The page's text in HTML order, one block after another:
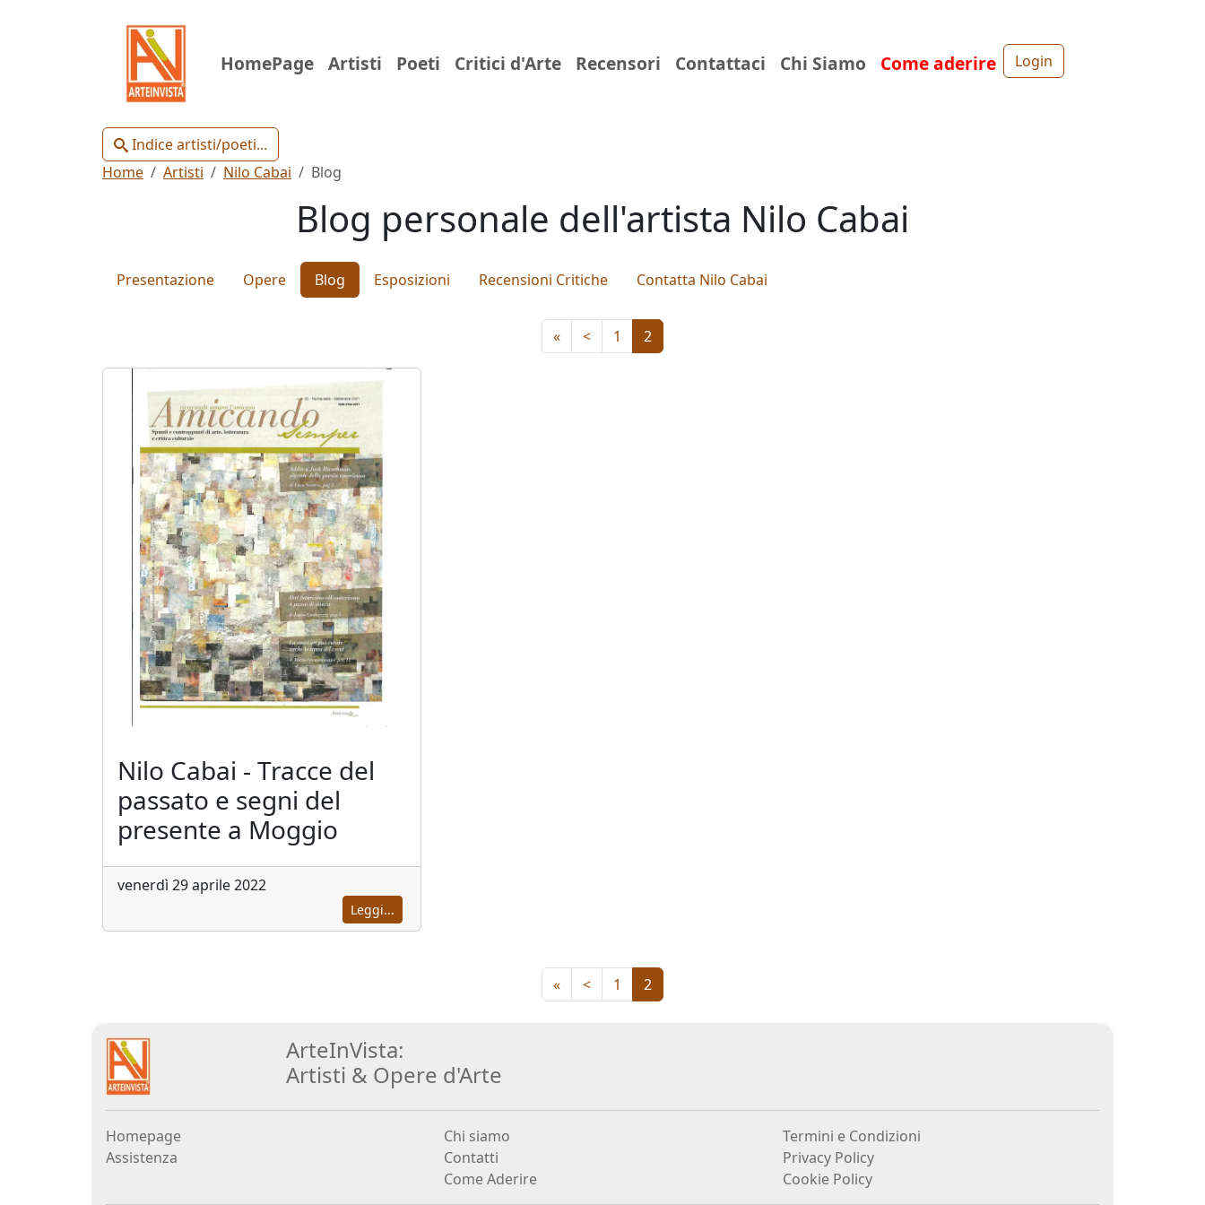
HomePage Artisti Poeti Critici d'Arte Recensori Contattaci Chi Siamo Come aderire Login
Indice artisti/poeti...
(Federico
Andrés
Elisabetta
Antonio
Maria
Basile
Giuliana
Bellini
Home Artisti Nilo Cabai Blog
Blog personale dell'artista Nilo Cabai
Presentazione Opere Blog Esposizioni Recensioni Critiche Contatta Nilo Cabai
« < 1 2
Nilo Cabai - Tracce del
passato e segni del
presente a Moggio
venerdì 29 aprile 2022
Leggi...
« < 1 2
ArteInVista:
Artisti & Opere d'Arte
Homepage
Assistenza
Chi siamo
Contatti
Come Aderire
Termini e Condizioni
Privacy Policy
Cookie Policy